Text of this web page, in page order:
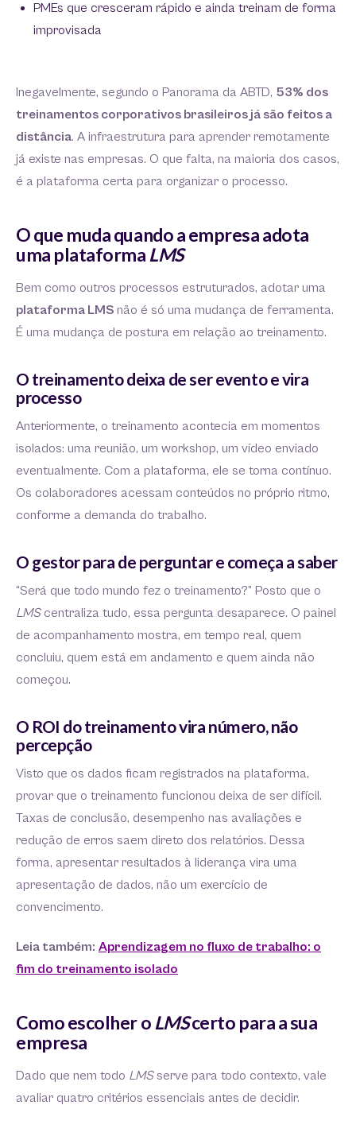
PMEs que cresceram rápido e ainda treinam de forma
improvisada
Inegavelmente, segundo o Panorama da ABTD, 53% dos
treinamentos corporativos brasileiros já são feitos a
distância. A infraestrutura para aprender remotamente
já existe nas empresas. O que falta, na maioria dos casos,
é a plataforma certa para organizar o processo.
O que muda quando a empresa adota
uma plataforma LMS
Bem como outros processos estruturados, adotar uma
plataforma LMS não é só uma mudança de ferramenta.
É uma mudança de postura em relação ao treinamento.
O treinamento deixa de ser evento e vira
processo
Anteriormente, o treinamento acontecia em momentos
isolados: uma reunião, um workshop, um vídeo enviado
eventualmente. Com a plataforma, ele se torna contínuo.
Os colaboradores acessam conteúdos no próprio ritmo,
conforme a demanda do trabalho.
O gestor para de perguntar e começa a saber
“Será que todo mundo fez o treinamento?” Posto que o
LMScentraliza tudo, essa pergunta desaparece. O painel
de acompanhamento mostra, em tempo real, quem
concluiu, quem está em andamento e quem ainda não
começou.
O ROI do treinamento vira número, não
percepção
Visto que os dados ficam registrados na plataforma,
provar que o treinamento funcionou deixa de ser difícil.
Taxas de conclusão, desempenho nas avaliações e
redução de erros saem direto dos relatórios. Dessa
forma, apresentar resultados à liderança vira uma
apresentação de dados, não um exercício de
convencimento.
Leia também: Aprendizagem no fluxo de trabalho: o
fim do treinamento isolado
Como escolher o LMScerto para a sua
empresa
Dado que nem todo LMSserve para todo contexto, vale
avaliar quatro critérios essenciais antes de decidir.